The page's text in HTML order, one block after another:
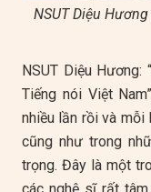
NSUT Diệu
NSUT Diệu Hương:
Tiếng nói Việt
nhiều lần rồi và
cũng như trong
trọng. Đây là một